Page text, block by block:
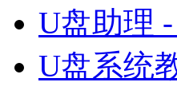
U盘助理
U盘系统